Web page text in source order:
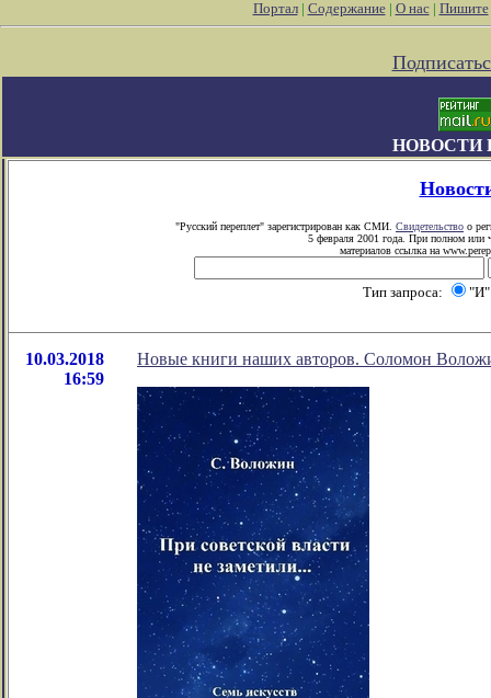
Портал| Содержание| О нас| Пишите
НОВОСТИ
"Русский переплет" зарегистрирован как СМИ. Свидетельство о
5 февраля 2001 года. При полном или
материалов ссылка на
Тип запроса:
10.03.2018
16:59
Новые книги наших авторов. Соломон